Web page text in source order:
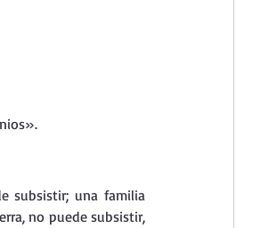
subsistir; una familia
no puede subsistir,